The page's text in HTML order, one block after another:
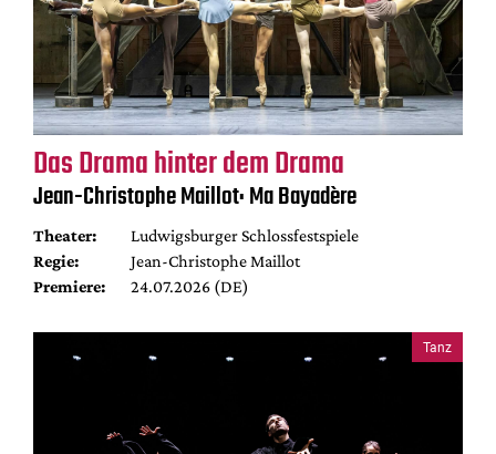
Das Drama hinter dem Drama
Jean-Christophe Maillot: Ma Bayadère
Theater:
Ludwigsburger Schlossfestspiele
Regie:
Jean-Christophe Maillot
Premiere:
24.07.2026 (DE)
Tanz